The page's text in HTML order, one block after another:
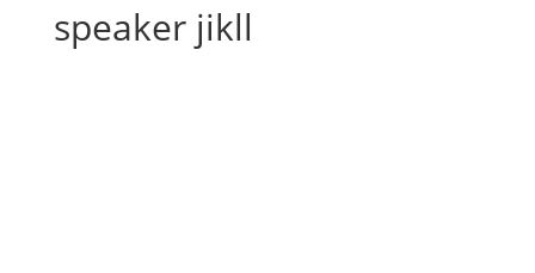
speaker jikll